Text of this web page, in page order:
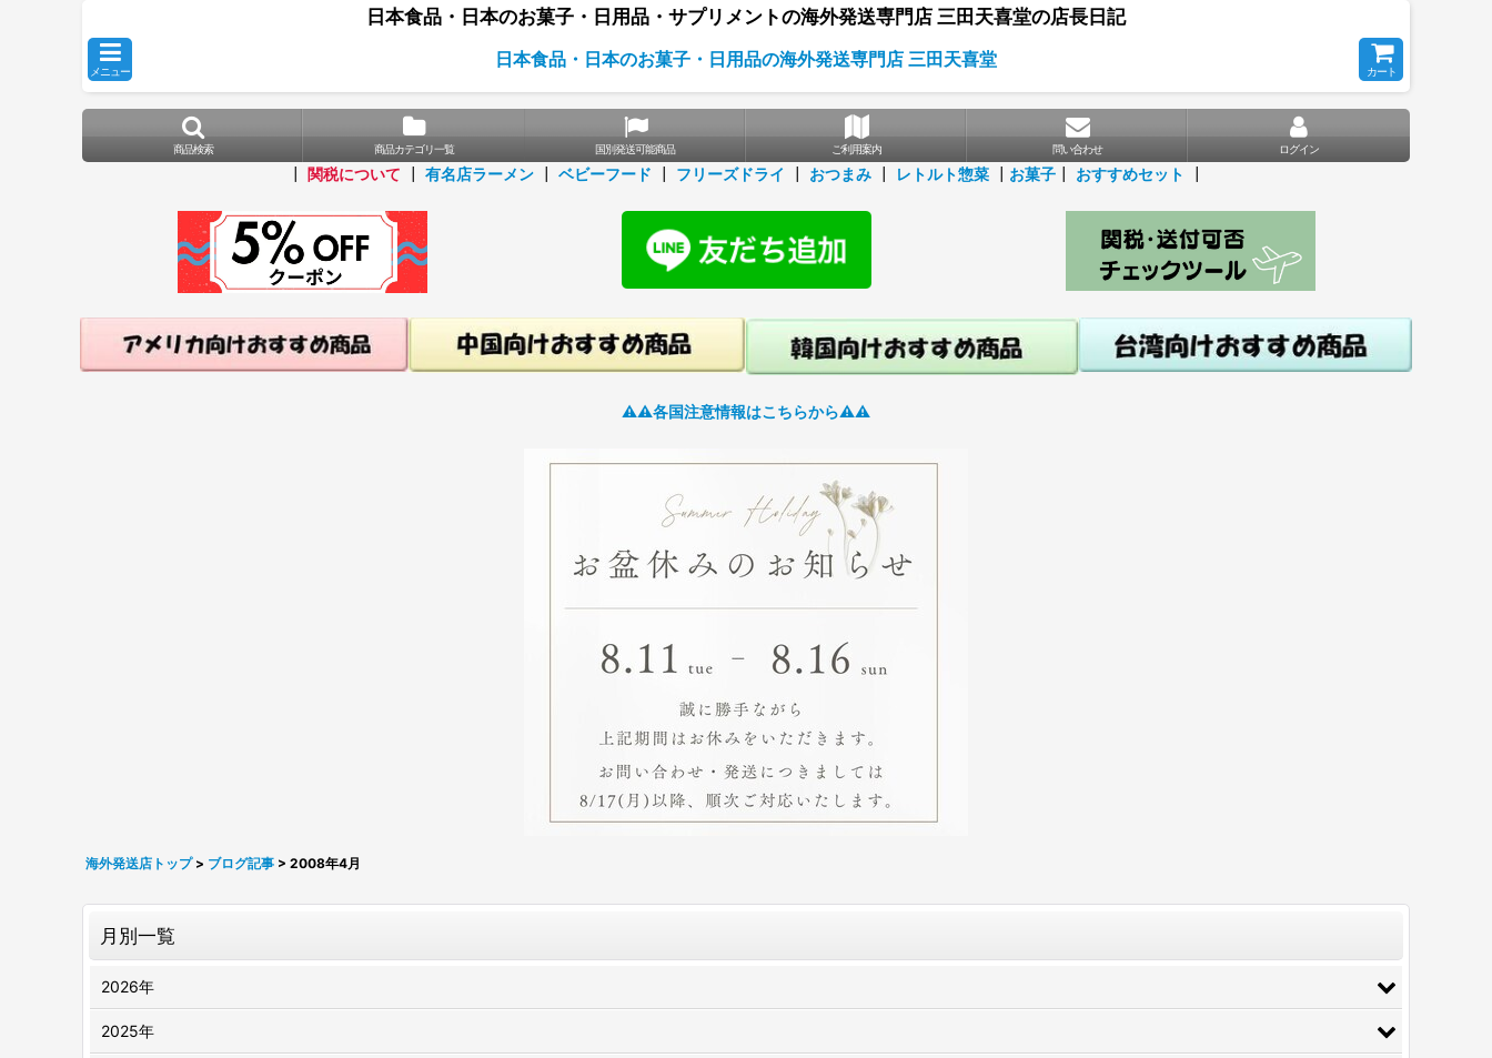
日本食品・日本のお菓子・日用品・サプリメントの海外発送専門店 三田天喜堂の店長日記
メニュー
日本食品・日本のお菓子・日用品の海外発送専門店 三田天喜堂
カート
商品検索 商品カテゴリ一覧 国別発送可能商品 ご利用案内 問い合わせ ログイン
関税について 有名店ラーメン ベビーフード フリーズドライ おつまみ レトルト惣菜 お菓子 おすすめセット
⚠️⚠️各国注意情報はこちらから⚠️⚠️
海外発送店トップ > ブログ記事 > 2008年4月
月別一覧
2026年
2025年